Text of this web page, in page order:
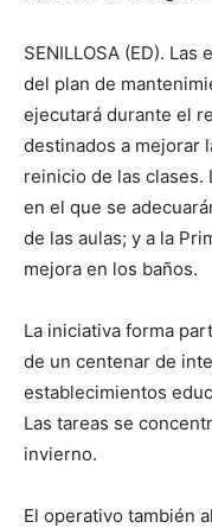
SENILLOSA (ED).
del plan de
ejecutará durante el
destinados a mejorar
reinicio de las clases.
en el que se
de las aulas; y a la
mejora en los baños.
La iniciativa forma
de un centenar de
establecimientos
Las tareas se
invierno.
El operativo también